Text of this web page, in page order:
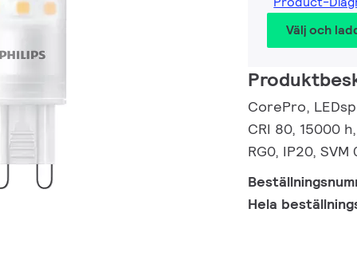
Välj och
CorePro,
CRI 80, 15000
RG0, IP20, SVM
Hela